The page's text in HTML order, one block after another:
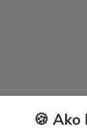
🍪 Ako